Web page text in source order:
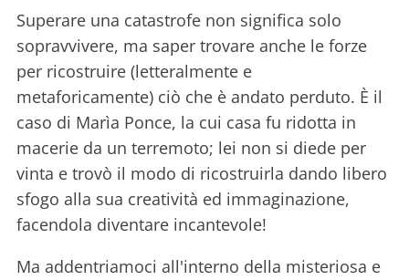
Superare una catastrofe non significa solo
sopravvivere, ma saper trovare anche le forze
per ricostruire (letteralmente e
metaforicamente) ciò che è andato perduto. È il
caso di Marìa Ponce, la cui casa fu ridotta in
macerie da un terremoto; lei non si diede per
vinta e trovò il modo di ricostruirla dando libero
sfogo alla sua creatività ed immaginazione,
facendola diventare incantevole!
Ma addentriamoci all'interno della misteriosa e